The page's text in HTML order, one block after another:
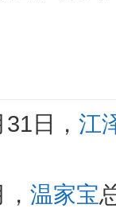
日， 江
温家宝